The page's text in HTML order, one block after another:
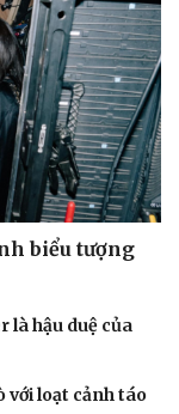
biểu tượng
là hậu duệ của
với loạt cảnh táo